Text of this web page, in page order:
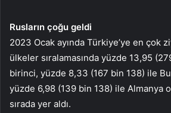
Rusların çoğu geldi
2023 Ocak ayında Türkiye’ye en çok
ülkeler sıralamasında yüzde 13,95
birinci, yüzde 8,33 (167 bin 138) ile
yüzde 6,98 (139 bin 138) ile Almanya
sırada yer aldı.